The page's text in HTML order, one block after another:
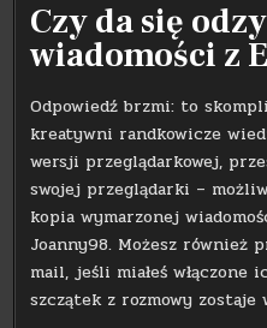
Czy da się
wiadomości z
Odpowiedź brzmi: to
kreatywni randkowicze
wersji przeglądarkowej,
swojej przeglądarki –
kopia wymarzonej
Joanny98. Możesz również
mail, jeśli miałeś włączone
szczątek z rozmowy zostaje